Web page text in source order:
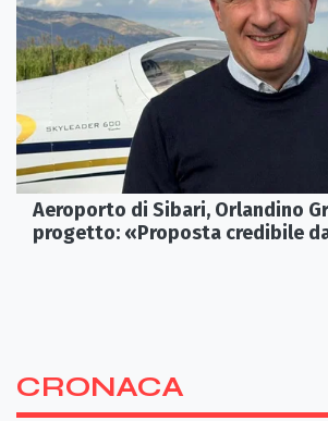
Aeroporto di Sibari, Orlandino
progetto: «Proposta credibile
CRONACA